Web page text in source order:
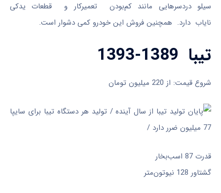
سیلو دردسرهایی مانند کم‌بودن تعمیرکار و قطعات یدکی
نایاب دارد. همچنین فروش این خودرو کمی دشوار است.
تیبا 1389-1393
شروع قیمت: از 220 میلیون تومان
قدرت 87 اسب‌بخار
گشتاور 128 نیوتون‌متر